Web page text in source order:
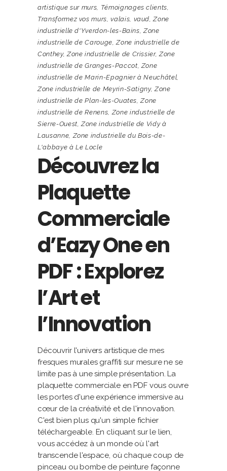
artistique sur murs Témoignages clients
Transformez vos murs ,valais vaud ,Zone
industrielle d'Yverdon-les-Bains ,Zone
industrielle de Carouge ,Zone industrielle de
Conthey, Zone industrielle de Crissier,Zone
industrielle de Granges-Paccot Zone
industrielle de Marin-Epagnier à Neuchâtel
Zone industrielle de Meyrin-Satigny,Zone
industrielle de Plan-les-Ouates ,Zone
industrielle de Renens Zone industrielle de
Sierre-Ouest ,Zone industrielle de Vidy à
Lausanne Zone industrielle du Bois-de-
L'abbaye à Le Locle
Découvrez la
Plaquette
Commerciale
d’Eazy One en
PDF : Explorez
l’Art et
l’Innovation
Découvrir l'univers artistique de mes
fresques murales graffiti sur mesure ne se
limite pas à une simple présentation. La
plaquette commerciale en PDF vous ouvre
les portes d'une expérience immersive au
cœur de la créativité et de l'innovation.
C'est bien plus qu'un simple fichier
téléchargeable. En cliquant sur le lien,
vous accédez à un monde où l'art
transcende l'espace, où chaque coup de
pinceau ou bombe de peinture façonne